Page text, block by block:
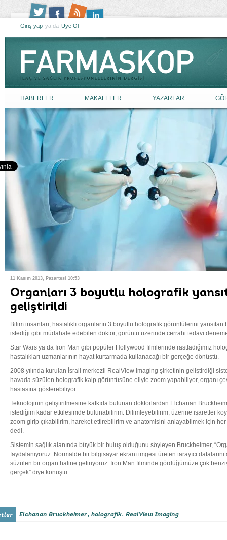
Giriş yap ya da Üye Ol
HABERLER MAKALELER YAZARLAR
11 Kasım 2013, Pazartesi 10:53
Organları 3 boyutlu holografik
geliştirildi
Bilim insanları, hastalıklı organların 3 boyutlu holografik görüntülerini
istediği gibi müdahale edebilen doktor, görüntü üzerinde cerrahi tedavi
Star Wars ya da Iron Man gibi popüler Hollywood filmlerinde rastladığımız
hastalıkları uzmanlarının hayat kurtarmada kullanacağı bir gerçeğe dönüştü.
2008 yılında kurulan İsrail merkezli RealView Imaging şirketinin geliştirdiği
havada süzülen holografik kalp görüntüsüne eliyle zoom yapabiliyor, organı
hastasına gösterebiliyor.
Teknolojinin geliştirilmesine katkıda bulunan doktorlardan Elchanan
istediğim kadar etkileşimde bulunabilirim. Dilimleyebilirim, üzerine işaretler
zoom girip çıkabilirim, hareket ettirebilirim ve anatomisini anlayabilmek için
dedi.
Sistemin sağlık alanında büyük bir buluş olduğunu söyleyen Bruckheimer,
faydalanıyoruz. Normalde bir bilgisayar ekranı imgesi üreten tarayıcı
süzülen bir organ haline getiriyoruz. Iron Man filminde gördüğümüze çok
gerçek” diye konuştu.
Elchanan Bruckheimer, holografik, RealView Imaging